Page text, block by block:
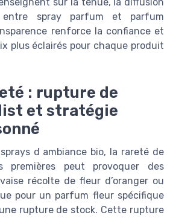
spray parfum et parfum
renforce la confiance et
plus éclairés pour chaque produit
: rupture de
et stratégie
d ambiance bio, la rareté de
premières peut provoquer des
récolte de fleur d’oranger ou
pour un parfum fleur spécifique
rupture de stock. Cette rupture